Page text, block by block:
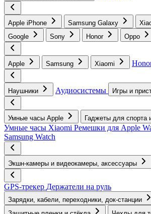
Apple iPhone Samsung Galaxy
Google
Sony Honor Oppo
Apple Samsung Xiaomi
Наушники Аудиосистемы Игры и
Умные часы Apple Гаджеты для спорта
Умные часы Xiaomi Ремешки для Apple
Samsung Watch
Экшн-камеры и видеокамеры, аксессуары
GPS-трекер Держатели на руль
Зарядки, кабели, переходники, док-станции